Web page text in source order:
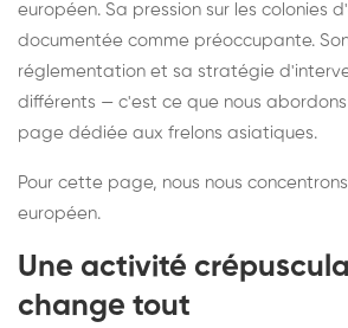
européen. Sa pression sur les colonies
documentée comme préoccupante.
réglementation et sa stratégie
différents — c'est ce que nous
page dédiée aux frelons asiatiques.
Pour cette page, nous nous
européen.
Une activité
change tout